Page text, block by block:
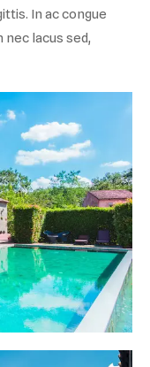
In ac congue
nec lacus sed,